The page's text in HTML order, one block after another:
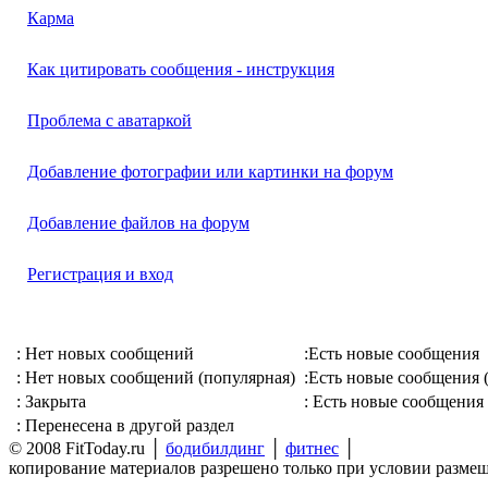
Карма
Как цитировать сообщения - инструкция
Проблема с аватаркой
Добавление фотографии или картинки на форум
Добавление файлов на форум
Регистрация и вход
: Нет новых сообщений
:Есть новые сообщения
: Нет новых сообщений (популярная) :Есть новые сообщения
: Закрыта
: Есть новые сообщения
: Перенесена в другой раздел
© 2008 FitToday.ru │ бодибилдинг фитнес
копирование материалов разрешено только при условии